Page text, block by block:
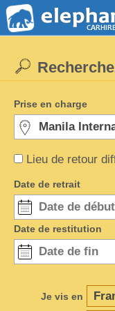
Lieu de retour
Prise en charge
Date de retrait
Date de restitution
Je vis en